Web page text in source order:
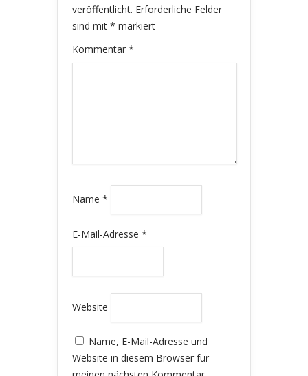
veröffentlicht. Erforderliche Felder
sind mit * markiert
Kommentar *
Name *
E-Mail-Adresse *
Website
Name, E-Mail-Adresse und
Website in diesem Browser für